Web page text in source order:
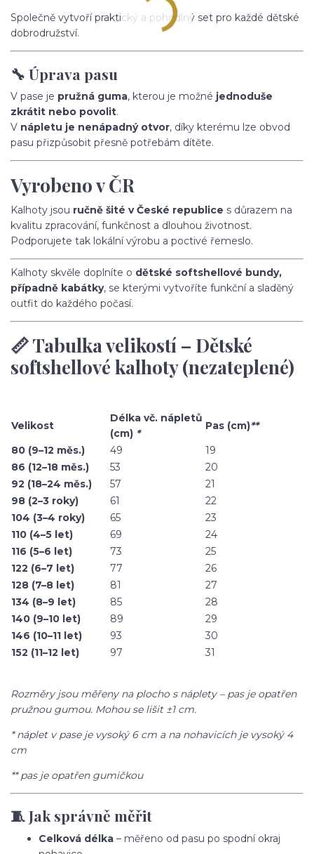
Společně vytvoří praktický a pohodlný set pro každé dětské
dobrodružství.
🔧 Úprava pasu
V pase je pružná guma, kterou je možné jednoduše
zkrátit nebo povolit.
V nápletu je nenápadný otvor, díky kterému lze obvod
pasu přizpůsobit přesně potřebám dítěte.
Vyrobeno v ČR
Kalhoty jsou ručně šité v České republice s důrazem na
kvalitu zpracování, funkčnost a dlouhou životnost.
Podporujete tak lokální výrobu a poctivé řemeslo.
Kalhoty skvěle doplníte o dětské softshellové bundy,
případně kabátky, se kterými vytvoříte funkční a sladěný
outfit do každého počasí.
📏 Tabulka velikostí – Dětské
softshellové kalhoty (nezateplené)
Velikost
Délka vč. nápletů
(cm) *
Pas (cm)**
80 (9–12 měs.)
49
19
86 (12–18 měs.)
53
20
92 (18–24 měs.)
57
21
98 (2–3 roky)
61
22
104 (3–4 roky)
65
23
110 (4–5 let)
69
24
116 (5–6 let)
73
25
122 (6–7 let)
77
26
128 (7–8 let)
81
27
134 (8–9 let)
85
28
140 (9–10 let)
89
29
146 (10–11 let)
93
30
152 (11–12 let)
97 31
Rozměry jsou měřeny na plocho s náplety – pas je opatřen
pružnou gumou. Mohou se lišit ±1 cm.
* náplet v pase je vysoký 6 cm a na nohavicích je vysoký 4
cm
** pas je opatřen gumičkou
🧵 Jak správně měřit
Celková délka – měřeno od pasu po spodní okraj